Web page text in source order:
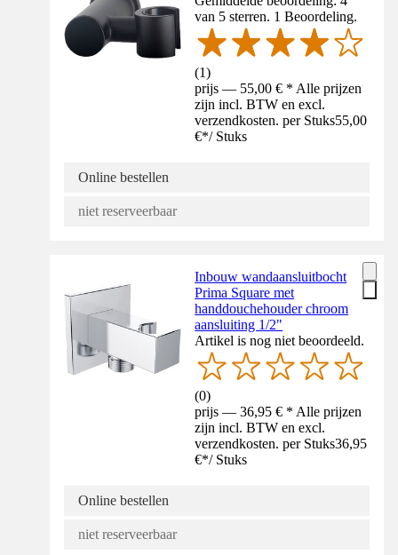
van 5 sterren. 1 Beoordeling.
(1)
prijs — 55,00 € * Alle prijzen
zijn incl. BTW en excl.
verzendkosten. per Stuks55,00
€*/ Stuks
Online bestellen
niet reserveerbaar
Inbouw wandaansluitbocht
Prima Square met
handdouchehouder chroom
aansluiting 1/2"
Artikel is nog niet beoordeeld.
(0)
prijs — 36,95 € * Alle prijzen
zijn incl. BTW en excl.
verzendkosten. per Stuks36,95
€*/ Stuks
Online bestellen
niet reserveerbaar